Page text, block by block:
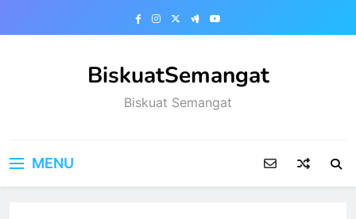
BiskuatSemangat
Biskuat Semangat
MENU